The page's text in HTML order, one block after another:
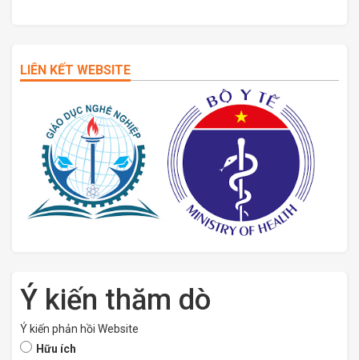
LIÊN KẾT WEBSITE
Ý kiến thăm dò
Ý kiến phản hồi Website
Hữu ích